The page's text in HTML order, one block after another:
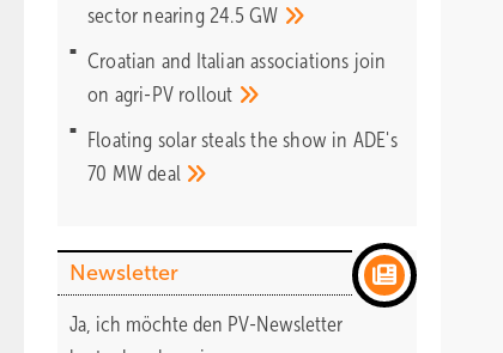
sector nearing 24.5 GW
Croatian and Italian associations join
on agri-PV rollout
Floating solar steals the show in ADE's
70 MWdeal
Newsletter
Ja, ich möchte den PV-Newsletter